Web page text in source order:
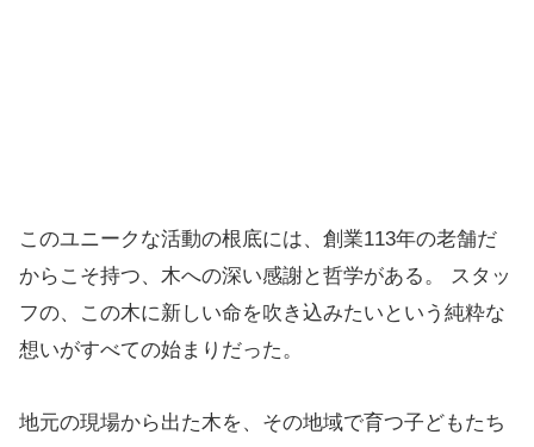
このユニークな活動の根底には、創業113年の老舗だ
からこそ持つ、木への深い感謝と哲学がある。 スタッ
フの、この木に新しい命を吹き込みたいという純粋な
想いがすべての始まりだった。
地元の現場から出た木を、その地域で育つ子どもたち